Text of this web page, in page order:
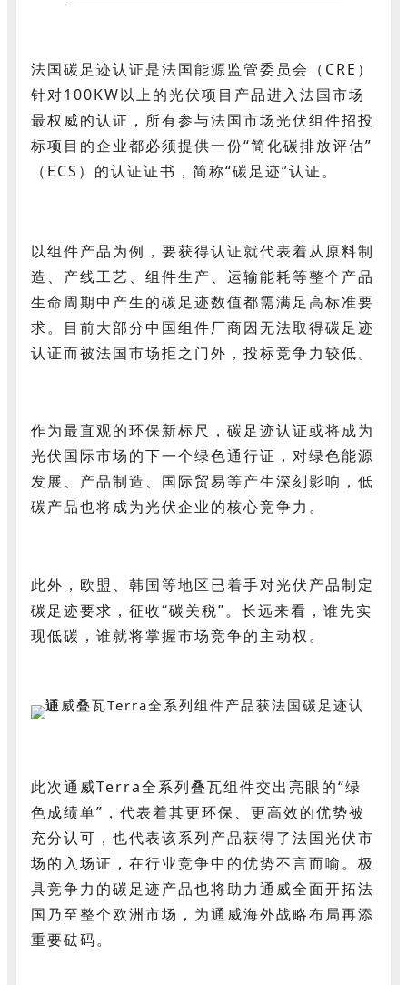
法国碳足迹认证是法国能源监管委员会（CRE）
针对100KW以上的光伏项目产品进入法国市场
最权威的认证，所有参与法国市场光伏组件招投
标项目的企业都必须提供一份“简化碳排放评估”
（ECS）的认证证书，简称“碳足迹”认证。
以组件产品为例，要获得认证就代表着从原料制
造、产线工艺、组件生产、运输能耗等整个产品
生命周期中产生的碳足迹数值都需满足高标准要
求。目前大部分中国组件厂商因无法取得碳足迹
认证而被法国市场拒之门外，投标竞争力较低。
作为最直观的环保新标尺，碳足迹认证或将成为
光伏国际市场的下一个绿色通行证，对绿色能源
发展、产品制造、国际贸易等产生深刻影响，低
碳产品也将成为光伏企业的核心竞争力。
此外，欧盟、韩国等地区已着手对光伏产品制定
碳足迹要求，征收“碳关税”。长远来看，谁先实
现低碳，谁就将掌握市场竞争的主动权。
此次通威Terra全系列叠瓦组件交出亮眼的“绿
色成绩单”，代表着其更环保、更高效的优势被
充分认可，也代表该系列产品获得了法国光伏市
场的入场证，在行业竞争中的优势不言而喻。极
具竞争力的碳足迹产品也将助力通威全面开拓法
国乃至整个欧洲市场，为通威海外战略布局再添
重要砝码。